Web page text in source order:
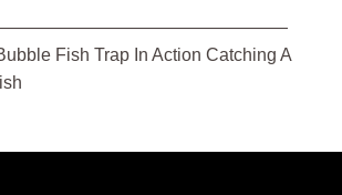
Fish Trap In Action Catching A